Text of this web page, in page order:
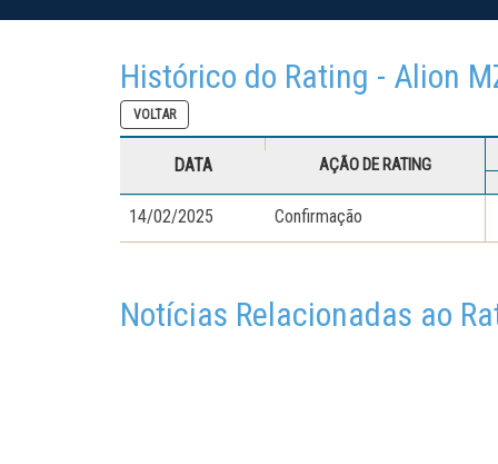
Histórico do Rating - Alion
VOLTAR
DATA AÇÃO DE RATING
14/02/2025 Confirmação
Notícias Relacionadas ao